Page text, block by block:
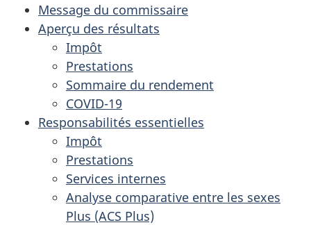
Message du commissaire
Aperçu des résultats
Impôt
Prestations
Sommaire du rendement
COVID-19
Responsabilités essentielles
Impôt
Prestations
Services internes
Analyse comparative entre les sexes
Plus (ACS Plus)